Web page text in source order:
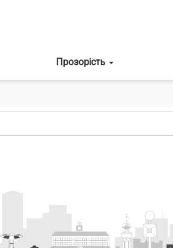
Прозорість